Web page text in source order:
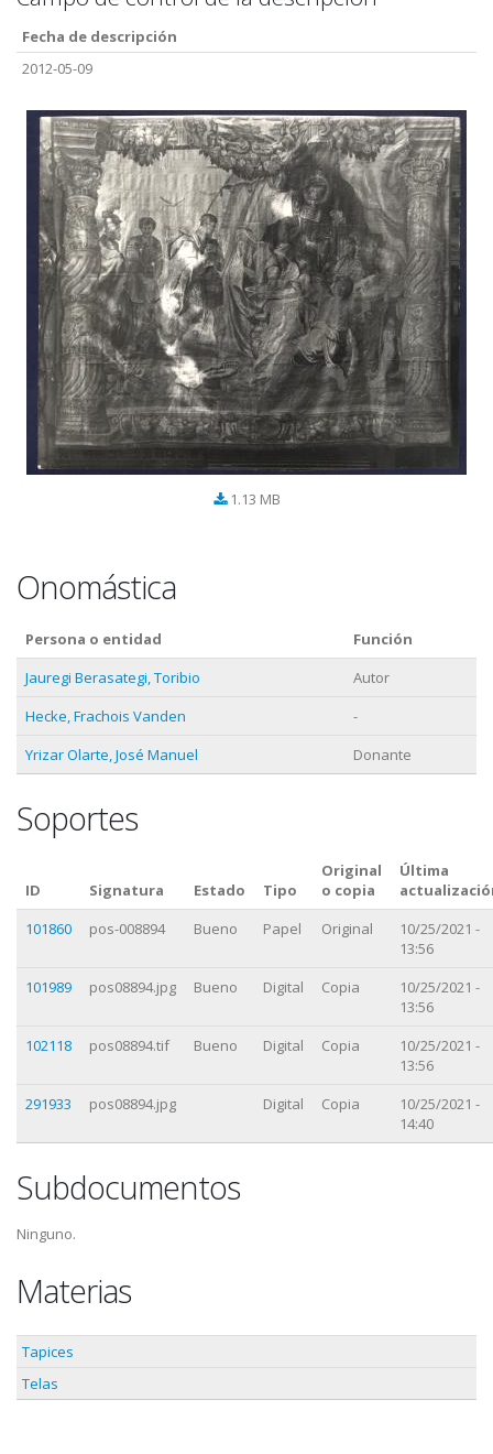
Fecha de descripción
2012-05-09
1.13 MB
Onomástica
Persona o entidad
Función
Jauregi Berasategi, Toribio
Autor
Hecke, Frachois Vanden
-
Yrizar Olarte, José Manuel
Donante
Soportes
ID Signatura Estado Tipo
Original
o copia
Última
101860
pos-008894 Bueno Papel Original
10/25/2021 -
13:56
101989
pos08894.jpg Bueno Digital Copia
10/25/2021 -
13:56
102118
pos08894.tif Bueno Digital Copia
10/25/2021 -
13:56
291933
pos08894.jpg Digital Copia
10/25/2021 -
14:40
Subdocumentos
Ninguno.
Materias
Tapices
Telas